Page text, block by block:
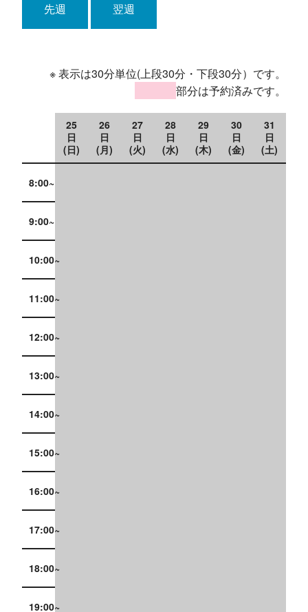
先週 翌週
※ 表示は30分単位(上段30分・下段30分）です。
部分は予約済みです。
25
日
(日)
26
日
(月)
27
日
(火)
28
日
(水)
29
日
(木)
30
日
(金)
31
日
(土)
8:00~
9:00~
10:00~
11:00~
12:00~
13:00~
14:00~
15:00~
16:00~
17:00~
18:00~
19:00~